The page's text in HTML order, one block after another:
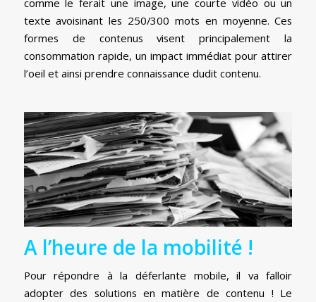
comme le ferait une image, une courte vidéo ou un
texte avoisinant les 250/300 mots en moyenne. Ces
formes de contenus visent principalement la
consommation rapide, un impact immédiat pour attirer
l’oeil et ainsi prendre connaissance dudit contenu.
A l’heure de la mobilité !
Pour répondre à la déferlante mobile, il va falloir
adopter des solutions en matière de contenu ! Le